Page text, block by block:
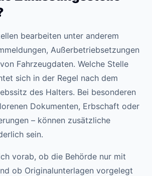
bearbeiten unter anderem
Außerbetriebsetzungen
Fahrzeugdaten. Welche Stelle
sich in der Regel nach dem
des Halters. Bei besonderen
Dokumenten, Erbschaft oder
– können zusätzliche
sein.
vorab, ob die Behörde nur mit
ob Originalunterlagen vorgelegt